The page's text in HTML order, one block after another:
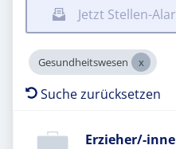
Jetzt Stellen-
Gesundheitswesen
Suche zurücksetzen
Erzieher/-